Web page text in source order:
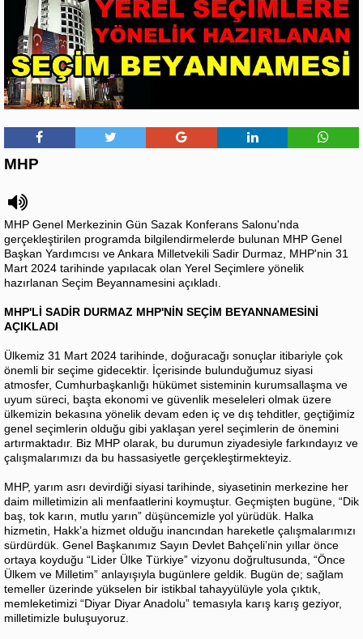
MHP
MHP Genel Merkezinin Gün Sazak Konferans Salonu'nda
gerçekleştirilen programda bilgilendirmelerde bulunan MHP Genel
Başkan Yardımcısı ve Ankara Milletvekili Sadir Durmaz, MHP'nin 31
Mart 2024 tarihinde yapılacak olan Yerel Seçimlere yönelik
hazırlanan Seçim Beyannamesini açıkladı.
MHP'Lİ SADİR DURMAZ MHP'NİN SEÇİM BEYANNAMESİNİ
AÇIKLADI
Ülkemiz 31 Mart 2024 tarihinde, doğuracağı sonuçlar itibariyle çok
önemli bir seçime gidecektir. İçerisinde bulunduğumuz siyasi
atmosfer, Cumhurbaşkanlığı hükümet sisteminin kurumsallaşma ve
uyum süreci, başta ekonomi ve güvenlik meseleleri olmak üzere
ülkemizin bekasına yönelik devam eden iç ve dış tehditler, geçtiğimiz
genel seçimlerin olduğu gibi yaklaşan yerel seçimlerin de önemini
artırmaktadır. Biz MHP olarak, bu durumun ziyadesiyle farkındayız ve
çalışmalarımızı da bu hassasiyetle gerçekleştirmekteyiz.
MHP, yarım asrı devirdiği siyasi tarihinde, siyasetinin merkezine her
daim milletimizin ali menfaatlerini koymuştur. Geçmişten bugüne, “Dik
baş, tok karın, mutlu yarın” düşüncemizle yol yürüdük. Halka
hizmetin, Hakk’a hizmet olduğu inancından hareketle çalışmalarımızı
sürdürdük. Genel Başkanımız Sayın Devlet Bahçeli’nin yıllar önce
ortaya koyduğu “Lider Ülke Türkiye” vizyonu doğrultusunda, “Önce
Ülkem ve Milletim” anlayışıyla bugünlere geldik. Bugün de; sağlam
temeller üzerinde yükselen bir istikbal tahayyülüyle yola çıktık,
memleketimizi “Diyar Diyar Anadolu” temasıyla karış karış geziyor,
milletimizle buluşuyoruz.